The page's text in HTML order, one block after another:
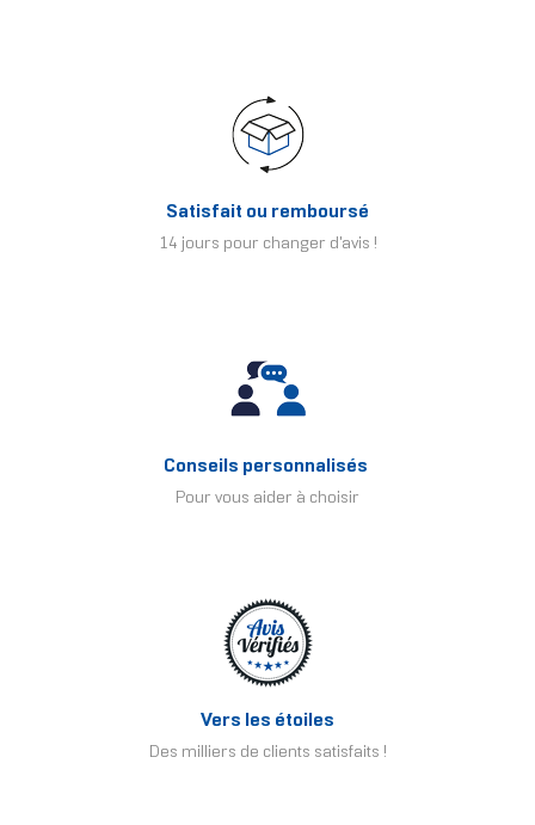
Satisfait ou remboursé
14 jours pour changer d'avis !
Conseils personnalisés
Pour vous aider à choisir
Vers les étoiles
Des milliers de clients satisfaits !